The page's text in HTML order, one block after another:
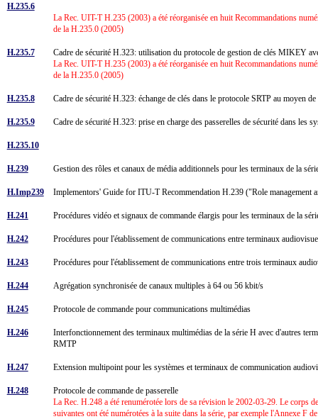
H.235.6
La Rec. UIT-T H.235 (2003) a été réorganisée en huit Recommandations
de la H.235.0 (2005)
H.235.7
Cadre de sécurité H.323: utilisation du protocole de gestion de clés MIKEY
La Rec. UIT-T H.235 (2003) a été réorganisée en huit Recommandations
de la H.235.0 (2005)
H.235.8 Cadre de sécurité H.323: échange de clés dans le protocole SRTP au moyen
H.235.9 Cadre de sécurité H.323: prise en charge des passerelles de sécurité dans les
H.235.10
H.239 Gestion des rôles et canaux de média additionnels pour les terminaux de la
H.Imp239 Implementors' Guide for ITU-T Recommendation H.239 ("Role
H.241 Procédures vidéo et signaux de commande élargis pour les terminaux de la
H.242 Procédures pour l'établissement de communications entre terminaux
H.243 Procédures pour l'établissement de communications entre trois terminaux
H.244 Agrégation synchronisée de canaux multiples à 64 ou 56 kbit/s
H.245 Protocole de commande pour communications multimédias
H.246
Interfonctionnement des terminaux multimédias de la série H avec d'autres
RMTP
H.247 Extension multipoint pour les systèmes et terminaux de communication
H.248
Protocole de commande de passerelle
La Rec. H.248 a été renumérotée lors de sa révision le 2002-03-29. Le corps
suivantes ont été numérotées à la suite dans la série, par exemple l'Annexe F